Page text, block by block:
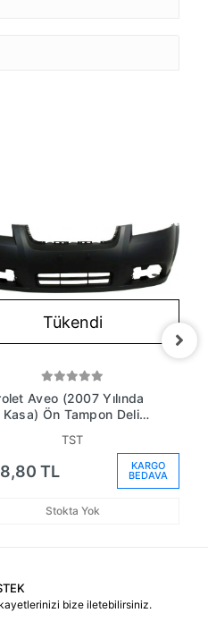
Tükendi
Aveo (2007 Yılında
Kasa) Ön Tampon Delikli
TST
TL KARGO
BEDAVA
Stokta Yok
bize iletebilirsiniz.